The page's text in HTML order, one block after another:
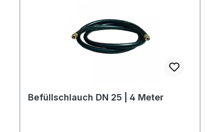
Befüllschlauch DN 25 | 4 Meter